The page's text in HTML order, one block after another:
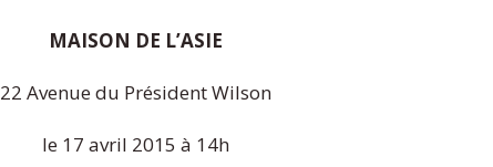
MAISON DE L’ASIE
22 Avenue du Président Wilson
le 17 avril 2015 à 14h